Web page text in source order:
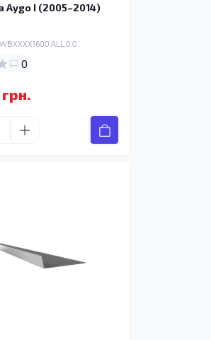
Aygo I (2005–2014)
0